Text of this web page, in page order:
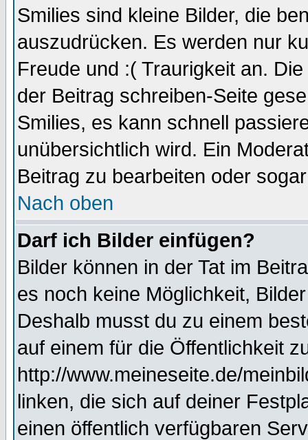
Smilies sind kleine Bilder, die
auszudrücken. Es werden nur
Freude und :( Traurigkeit an.
der Beitrag schreiben-Seite
Smilies, es kann schnell
unübersichtlich wird. Ein
Beitrag zu bearbeiten oder
Nach oben
Darf ich Bilder einfügen?
Bilder können in der Tat im
es noch keine Möglichkeit,
Deshalb musst du zu einem
auf einem für die Öffentlichkeit
http://www.meineseite.de/
linken, die sich auf deiner
einen öffentlich verfügbaren